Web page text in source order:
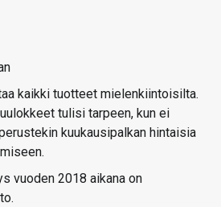
kaikki tuotteet mielenkiintoisilta.
tulisi tarpeen, kun ei
kuukausipalkan hintaisia
vuoden 2018 aikana on